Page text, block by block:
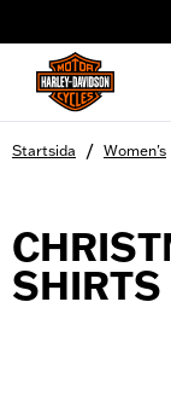
Startsida / Women's
SHIRTS